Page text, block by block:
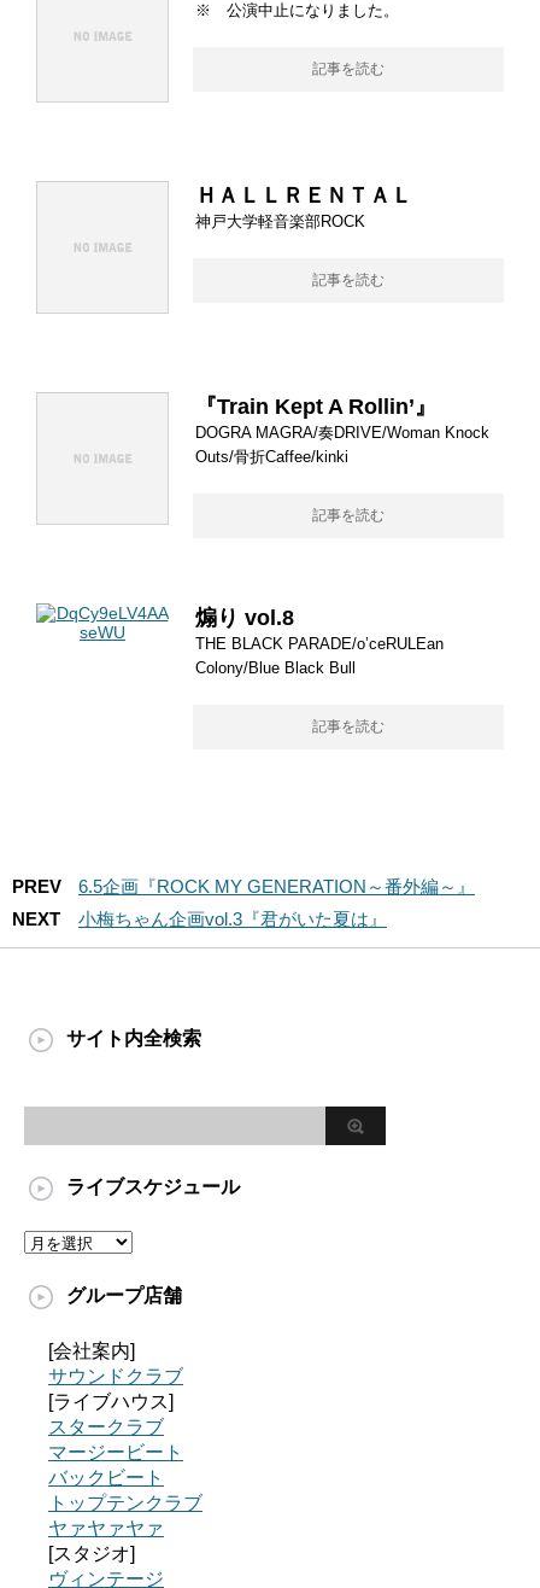
※ 公演中止になりました。
記事を読む
ＨＡＬＬＲＥＮＴＡＬ
神戸大学軽音楽部ROCK
記事を読む
『Train Kept A Rollin’』
DOGRA MAGRA/奏DRIVE/Woman Knock
Outs/骨折Caffee/kinki
記事を読む
煽り vol.8
THE BLACK PARADE/o’ceRULEan
Colony/Blue Black Bull
記事を読む
PREV
6.5企画『ROCK MY GENERATION～番外編～』
NEXT
小梅ちゃん企画vol.3『君がいた夏は』
サイト内全検索
ライブスケジュール
グループ店舗
[会社案内]
サウンドクラブ
[ライブハウス]
スタークラブ
マージービート
バックビート
トップテンクラブ
ヤァヤァヤァ
[スタジオ]
ヴィンテージ